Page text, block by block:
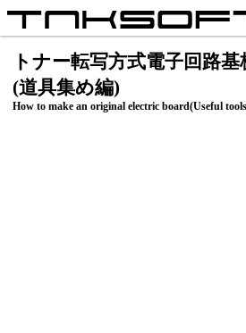
アプリ
x
トナー転写方式電子回路
(道具集め編)
How to make an original electric board(Useful